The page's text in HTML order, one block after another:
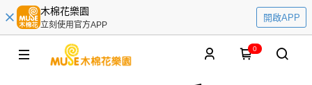
木棉花樂園
立刻使用官方APP
開啟APP
0